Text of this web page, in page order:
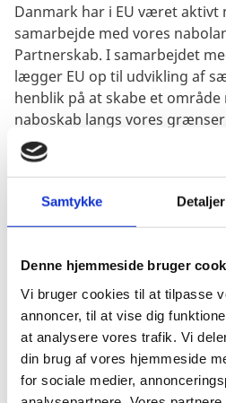
Samtykke Detaljer
Denne hjemmeside bruger
Vi bruger cookies til at tilpasse
annoncer, til at vise dig
at analysere vores trafik. Vi
din brug af vores hjemmeside
for sociale medier,
Danmark har i EU været aktivt
samarbejde med vores
Partnerskab. I samarbejdet
lægger EU op til udvikling af
henblik på at skabe et
naboskab langs vores
Samarbejdet bygger på
princippet om, at flere
dansk side lægges vægt på
reformer også vil modtage
teknisk støtte.
Helt centralt i samarbejdet er
associering og omfattende
lande, der kan og vil indgå i et
gradvis integration i EU's